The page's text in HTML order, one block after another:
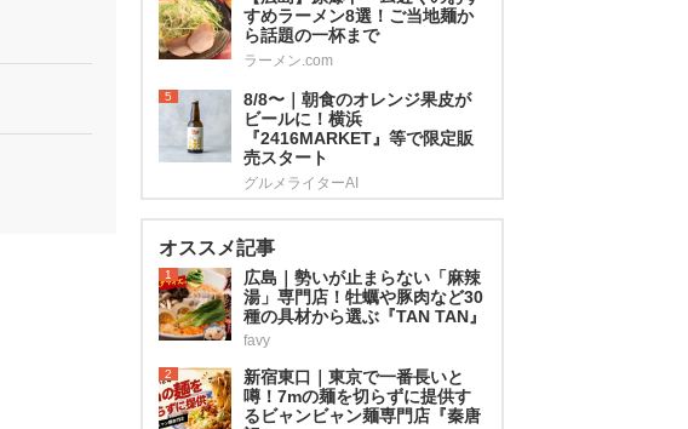
すめラーメン8選！ご当地麺か
ら話題の一杯まで
ラーメン.com
5
8/8〜｜朝食のオレンジ果皮が
ビールに！横浜
『2416MARKET』等で限定販
売スタート
グルメライターAI
オススメ記事
1
広島｜勢いが止まらない「麻辣
湯」専門店！牡蠣や豚肉など30
種の具材から選ぶ『TAN TAN』
favy
2
新宿東口｜東京で一番長いと
噂！7mの麺を切らずに提供す
るビャンビャン麺専門店『秦唐